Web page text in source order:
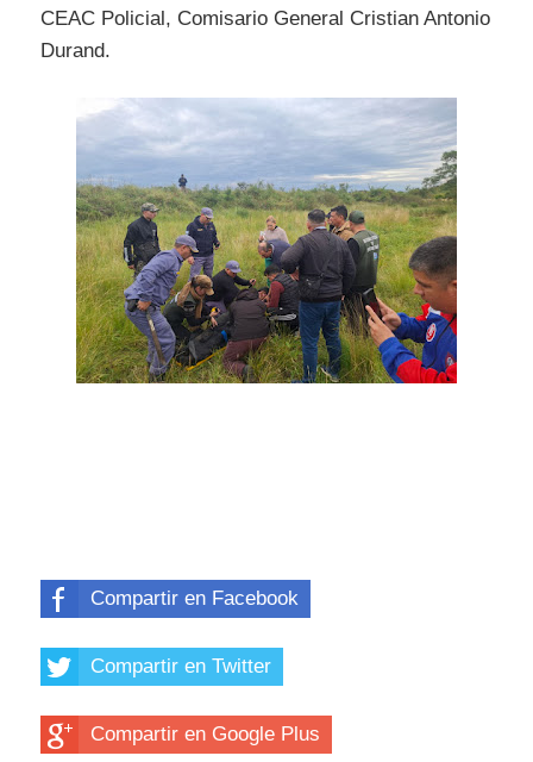
CEAC Policial, Comisario General Cristian Antonio
Durand.
Compartir en Facebook
Compartir en Twitter
Compartir en Google Plus